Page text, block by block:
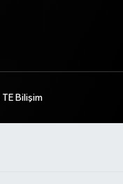
TE Bilişim